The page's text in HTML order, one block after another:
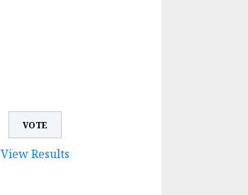
View Results